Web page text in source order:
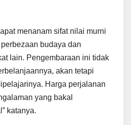
menanam sifat nilai murni
budaya dan
lain. Pengembaraan ini tidak
akan tetapi
Harga perjalanan
yang bakal
katanya.